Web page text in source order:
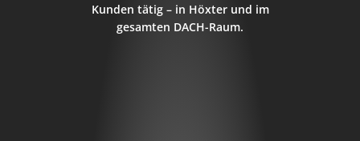
Kunden tätig – in Höxter und im
gesamten DACH-Raum.